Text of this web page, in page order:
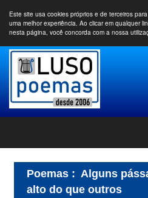
Este site usa cookies próprios e de terceiros
uma melhor experiência. Ao clicar em qualquer
nesta página, você concorda com a nossa
Poemas : Alguns
alto do que outros